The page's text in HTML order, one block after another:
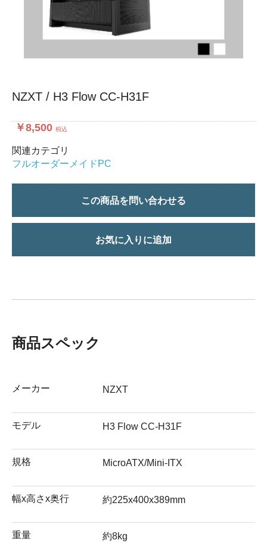
NZXT / H3 Flow CC-H31F
￥8,500 税込
関連カテゴリ
フルオーダーメイドPC
この商品を問い合わせる
お気に入りに追加
商品スペック
メーカー NZXT
モデル H3 Flow CC-H31F
規格 MicroATX/Mini-ITX
幅x高さx奥行 約225x400x389mm
重量 約8kg